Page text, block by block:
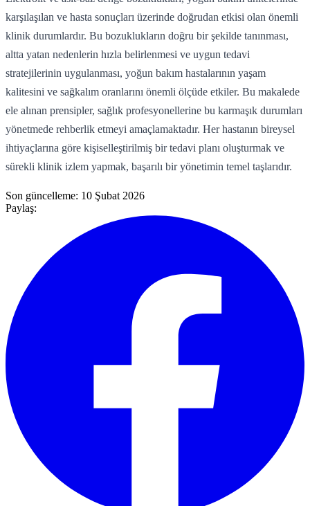
karşılaşılan ve hasta sonuçları üzerinde doğrudan etkisi olan önemli
klinik durumlardır. Bu bozuklukların doğru bir şekilde tanınması,
altta yatan nedenlerin hızla belirlenmesi ve uygun tedavi
stratejilerinin uygulanması, yoğun bakım hastalarının yaşam
kalitesini ve sağkalım oranlarını önemli ölçüde etkiler. Bu makalede
ele alınan prensipler, sağlık profesyonellerine bu karmaşık durumları
yönetmede rehberlik etmeyi amaçlamaktadır. Her hastanın bireysel
ihtiyaçlarına göre kişiselleştirilmiş bir tedavi planı oluşturmak ve
sürekli klinik izlem yapmak, başarılı bir yönetimin temel taşlarıdır.
Son güncelleme: 10 Şubat 2026
Paylaş: